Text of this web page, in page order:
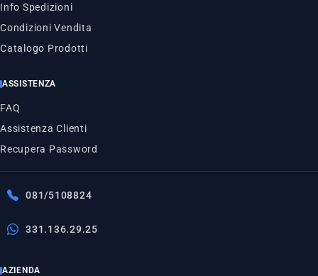
Info Spedizioni
Condizioni Vendita
Catalogo Prodotti
ASSISTENZA
FAQ
Assistenza Clienti
Recupera Password
081/5108824
331.136.29.25
AZIENDA